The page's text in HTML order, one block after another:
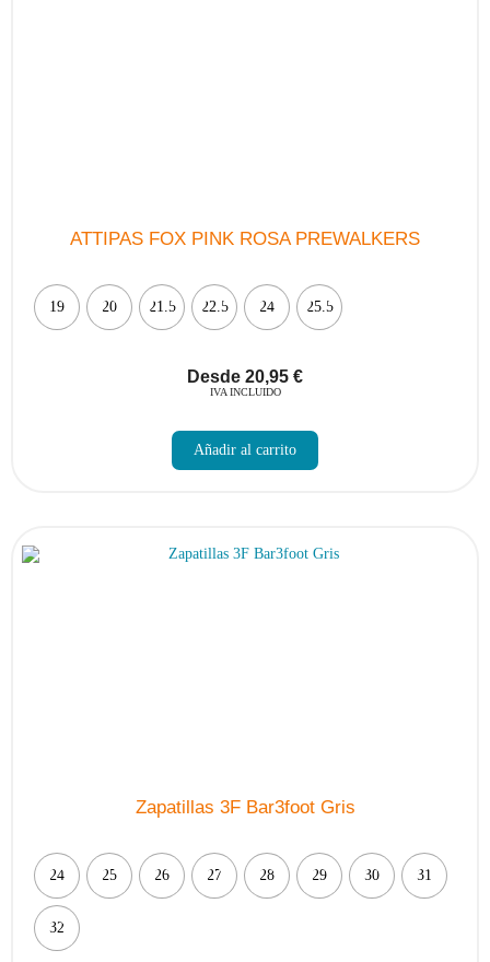
ATTIPAS FOX PINK ROSA PREWALKERS
19 20 21.5 22.5 24 25.5
Desde 20,95 €
IVA INCLUIDO
Añadir al carrito
pueden
Zapatillas 3F Bar3foot Gris
24 25 26 27 28 29 30 31
32